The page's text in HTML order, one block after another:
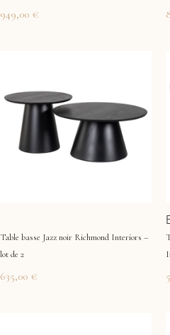
949,00 €
Table basse Jazz noir Richmond Interiors –
lot de 2
635,00 €